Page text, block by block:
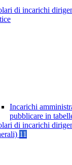
di incarichi
Incarichi
pubblicare in
di incarichi
11